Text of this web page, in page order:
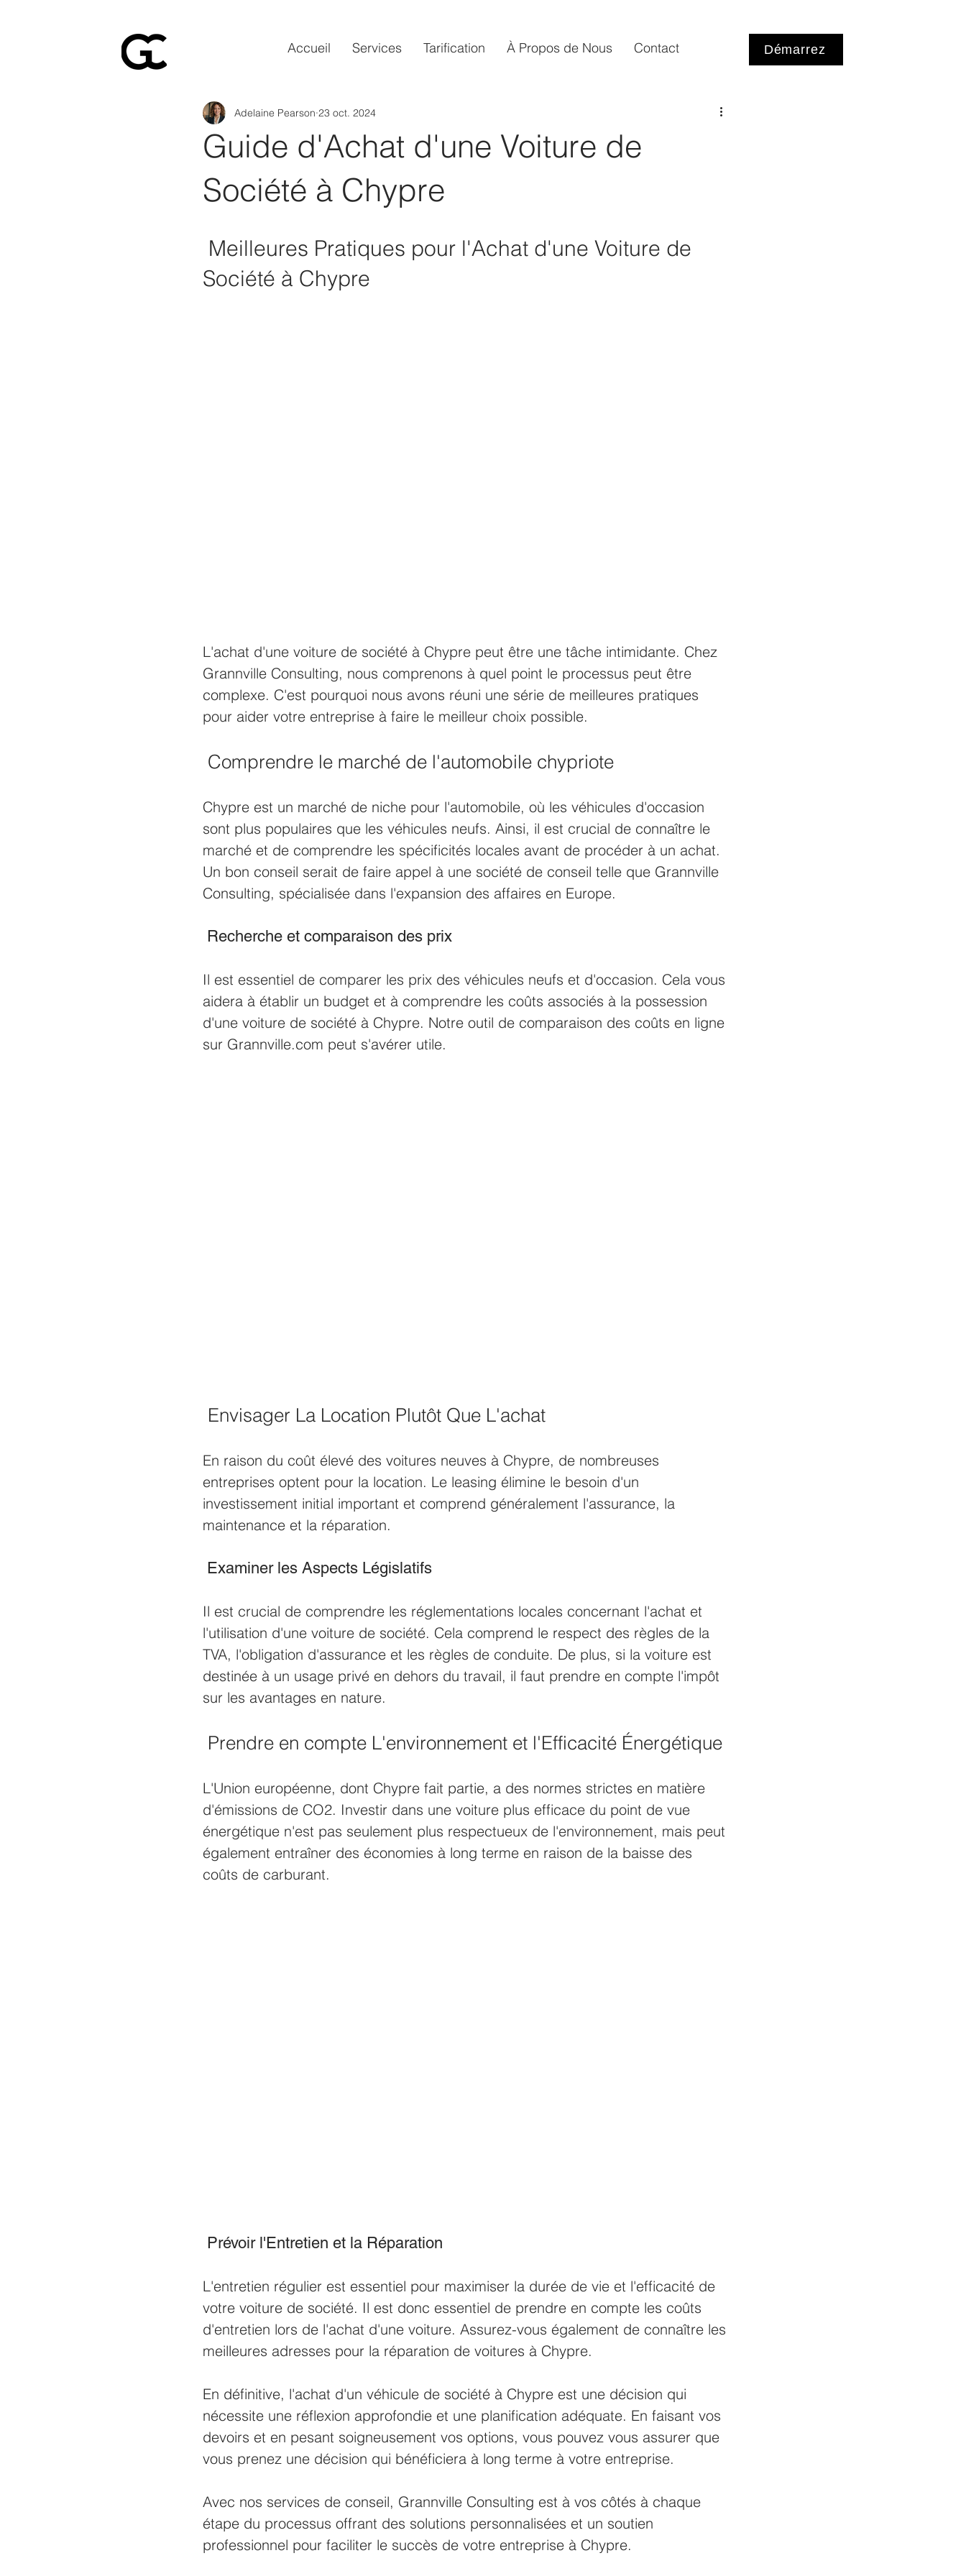
Accueil Services Tarification​ À Propos de Nous Contact Démarrez
Guide d'Achat d'une Voiture de
Société à Chypre
Adelaine Pearson 23 oct. 2024
Société à Chypre
L'achat d'une voiture de société à Chypre peut être une tâche intimidante. Chez
Grannville Consulting, nous comprenons à quel point le processus peut être
complexe. C'est pourquoi nous avons réuni une série de meilleures pratiques
pour aider votre entreprise à faire le meilleur choix possible.
Comprendre le marché de l'automobile chypriote
Chypre est un marché de niche pour l'automobile, où les véhicules d'occasion
sont plus populaires que les véhicules neufs. Ainsi, il est crucial de connaître le
marché et de comprendre les spécificités locales avant de procéder à un achat.
Un bon conseil serait de faire appel à une société de conseil telle que Grannville
Consulting, spécialisée dans l'expansion des affaires en Europe.
Recherche et comparaison des prix
Il est essentiel de comparer les prix des véhicules neufs et d'occasion. Cela vous
aidera à établir un budget et à comprendre les coûts associés à la possession
d'une voiture de société à Chypre. Notre outil de comparaison des coûts en ligne
sur Grannville.com peut s'avérer utile.
Envisager La Location Plutôt Que L'achat
En raison du coût élevé des voitures neuves à Chypre, de nombreuses
entreprises optent pour la location. Le leasing élimine le besoin d'un
investissement initial important et comprend généralement l'assurance, la
maintenance et la réparation.
Examiner les Aspects Législatifs
Il est crucial de comprendre les réglementations locales concernant l'achat et
l'utilisation d'une voiture de société. Cela comprend le respect des règles de la
TVA, l'obligation d'assurance et les règles de conduite. De plus, si la voiture est
destinée à un usage privé en dehors du travail, il faut prendre en compte l'impôt
sur les avantages en nature.
Prendre en compte L'environnement et l'Efficacité Énergétique
L'Union européenne, dont Chypre fait partie, a des normes strictes en matière
d'émissions de CO2. Investir dans une voiture plus efficace du point de vue
énergétique n'est pas seulement plus respectueux de l'environnement, mais peut
également entraîner des économies à long terme en raison de la baisse des
coûts de carburant.
Prévoir l'Entretien et la Réparation
L'entretien régulier est essentiel pour maximiser la durée de vie et l'efficacité de
votre voiture de société. Il est donc essentiel de prendre en compte les coûts
d'entretien lors de l'achat d'une voiture. Assurez-vous également de connaître les
meilleures adresses pour la réparation de voitures à Chypre.
En définitive, l'achat d'un véhicule de société à Chypre est une décision qui
nécessite une réflexion approfondie et une planification adéquate. En faisant vos
devoirs et en pesant soigneusement vos options, vous pouvez vous assurer que
vous prenez une décision qui bénéficiera à long terme à votre entreprise.
Avec nos services de conseil, Grannville Consulting est à vos côtés à chaque
étape du processus offrant des solutions personnalisées et un soutien
professionnel pour faciliter le succès de votre entreprise à Chypre.